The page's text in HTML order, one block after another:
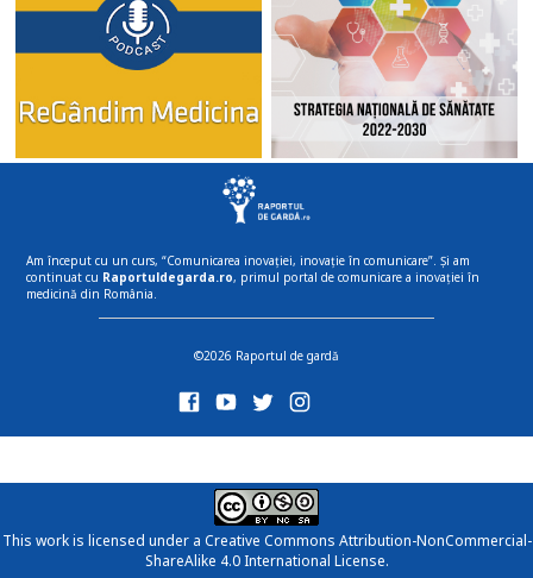
Am început cu un curs, “Comunicarea inovației, inovație în comunicare”. Și am
continuat cu Raportuldegarda.ro, primul portal de comunicare a inovației în
medicină din România.
©2026 Raportul de gardă
This work is licensed under a Creative Commons Attribution-NonCommercial-
ShareAlike 4.0 International License.